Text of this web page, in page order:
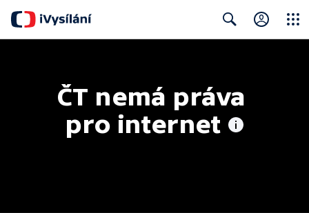
ČT nemá práva
pro internet